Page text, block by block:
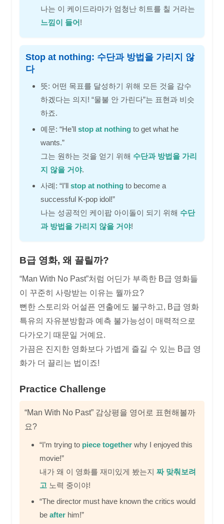
나는 이 케이드라마가 엄청난 히트를 칠 거라는
느낌이 들어!
Stop at nothing: 수단과 방법을 가리지 않
다
뜻: 어떤 목표를 달성하기 위해 모든 것을 감수
하겠다는 의지! “물불 안 가린다”는 표현과 비슷
하죠.
예문: “He’ll stop at nothing to get what he
wants.”
그는 원하는 것을 얻기 위해 수단과 방법을 가리
지 않을 거야.
사례: “I’ll stop at nothing to become a
successful K-pop idol!”
나는 성공적인 케이팝 아이돌이 되기 위해 수단
과 방법을 가리지 않을 거야!
B급 영화, 왜 끌릴까?
“Man With No Past”처럼 어딘가 부족한 B급 영화들
이 꾸준히 사랑받는 이유는 뭘까요?
뻔한 스토리와 어설픈 연출에도 불구하고, B급 영화
특유의 자유분방함과 예측 불가능성이 매력적으로
다가오기 때문일 거예요.
가끔은 진지한 영화보다 가볍게 즐길 수 있는 B급 영
화가 더 끌리는 법이죠!
Practice Challenge
“Man With No Past” 감상평을 영어로 표현해볼까
요?
“I’m trying to piece together why I enjoyed this
movie!”
내가 왜 이 영화를 재미있게 봤는지 짜 맞춰보려
고 노력 중이야!
“The director must have known the critics would
be after him!”